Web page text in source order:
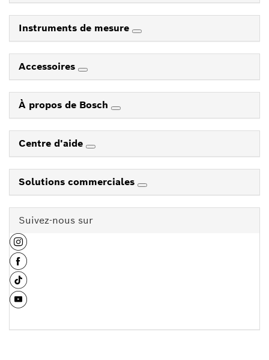
Instruments de mesure
Accessoires
À propos de Bosch
Centre d'aide
Solutions commerciales
Suivez-nous sur